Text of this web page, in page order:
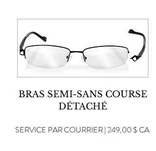
BRAS SEMI-SANS COURSE
DÉTACHÉ
SERVICE PAR COURRIER | 249,00 $ CA